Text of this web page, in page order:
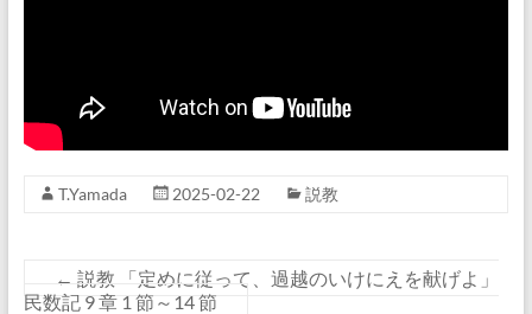
T.Yamada 2025-02-22 説教
← 説教 「定めに従って、過越のいけにえを献げよ」
民数記 9 章 1 節～14 節